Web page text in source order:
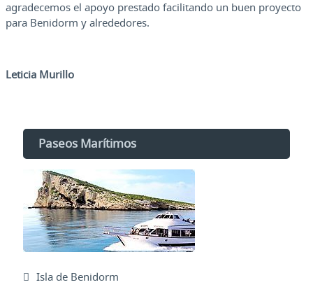
agradecemos el apoyo prestado facilitando un buen proyecto
para Benidorm y alrededores.
Leticia Murillo
Paseos Marítimos
Isla de Benidorm